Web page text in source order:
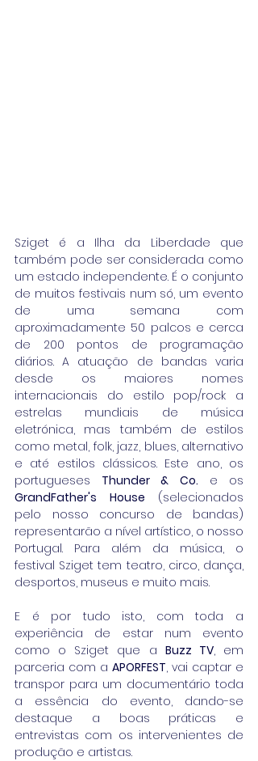
Sziget é a Ilha da Liberdade que
também pode ser considerada como
um estado independente. É o conjunto
de muitos festivais num só, um evento
de uma semana com
aproximadamente 50 palcos e cerca
de 200 pontos de programação
diários. A atuação de bandas varia
desde os maiores nomes
internacionais do estilo pop/rock a
estrelas mundiais de música
eletrónica, mas também de estilos
como metal, folk, jazz, blues, alternativo
e até estilos clássicos. Este ano, os
portugueses Thunder & Co.
GrandFather's House (selecionados
pelo nosso concurso de bandas)
representarão a nível artístico, o nosso
Portugal. Para além da música, o
festival Sziget tem teatro, circo, dança,
desportos, museus e muito mais.
E é por tudo isto, com toda a
experiência de estar num evento
como o Sziget que a Buzz TV, em
parceria com a APORFEST, vai captar e
transpor para um documentário toda
a essência do evento, dando-se
destaque a boas práticas e
entrevistas com os intervenientes de
produção e artistas.